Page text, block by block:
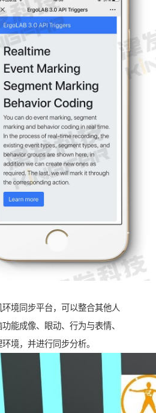
境同步平台，可以整合其他人
能成像、眼动、行为与表情、
境，并进行同步分析。